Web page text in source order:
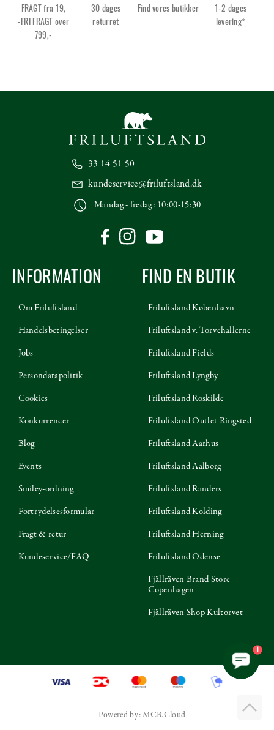
FRAGT fra 19,
-FRI FRAGT over
799,-
30 dages
returret
Find vores butikker
1-2 dages
levering*
33 14 51 50
kundeservice@friluftsland.dk
Mandag - fredag: 10:00-15:30
INFORMATION
Om Friluftsland
Handelsbetingelser
Jobs
Persondatapolitik
Cookies
Konkurrencer
Blog
Events
Smiley-ordning
Fortrydelsesformular
Fragt & retur
Kundeservice/FAQ
FIND EN BUTIK
Friluftsland København
Friluftsland v. Torvehallerne
Friluftsland Fields
Friluftsland Lyngby
Friluftsland Roskilde
Friluftsland Outlet Ringsted
Friluftsland Aarhus
Friluftsland Aalborg
Friluftsland Randers
Friluftsland Kolding
Friluftsland Herning
Friluftsland Odense
Fjällräven Brand Store
Copenhagen
Fjällräven Shop Kultorvet
Powered by: MCB.Cloud
1